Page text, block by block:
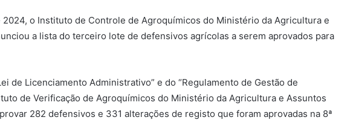
2024, o Instituto de Controle de Agroquímicos do Ministério da Agricultura e
a lista do terceiro lote de defensivos agrícolas a serem aprovados para
de Licenciamento Administrativo” e do “Regulamento de Gestão de
de Verificação de Agroquímicos do Ministério da Agricultura e Assuntos
282 defensivos e 331 alterações de registo que foram aprovadas na 8ª